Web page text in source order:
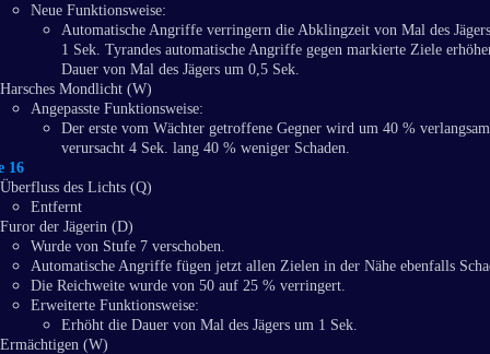
Neue Funktionsweise:
Automatische Angriffe verringern die Abklingzeit von Mal des
1 Sek. Tyrandes automatische Angriffe gegen markierte Ziele
Dauer von Mal des Jägers um 0,5 Sek.
Harsches Mondlicht (W)
Angepasste Funktionsweise:
Der erste vom Wächter getroffene Gegner wird um 40 %
verursacht 4 Sek. lang 40 % weniger Schaden.
16
Überfluss des Lichts (Q)
Entfernt
Furor der Jägerin (D)
Wurde von Stufe 7 verschoben.
Automatische Angriffe fügen jetzt allen Zielen in der Nähe ebenfalls
Die Reichweite wurde von 50 auf 25 % verringert.
Erweiterte Funktionsweise:
Erhöht die Dauer von Mal des Jägers um 1 Sek.
Ermächtigen (W)